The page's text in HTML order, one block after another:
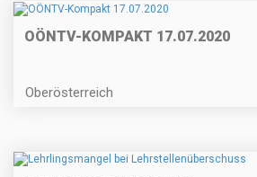
OÖNTV-KOMPAKT 17.07.2020
Oberösterreich